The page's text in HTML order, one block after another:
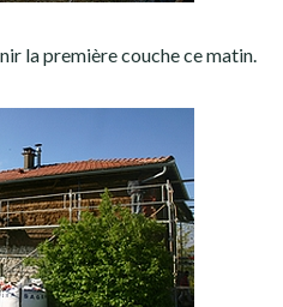
la première couche ce matin.